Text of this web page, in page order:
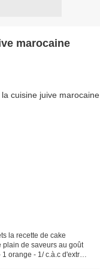
marocaine
la recette de cake
plain de saveurs au goût
orange - 1/ c.à.c d'extrait